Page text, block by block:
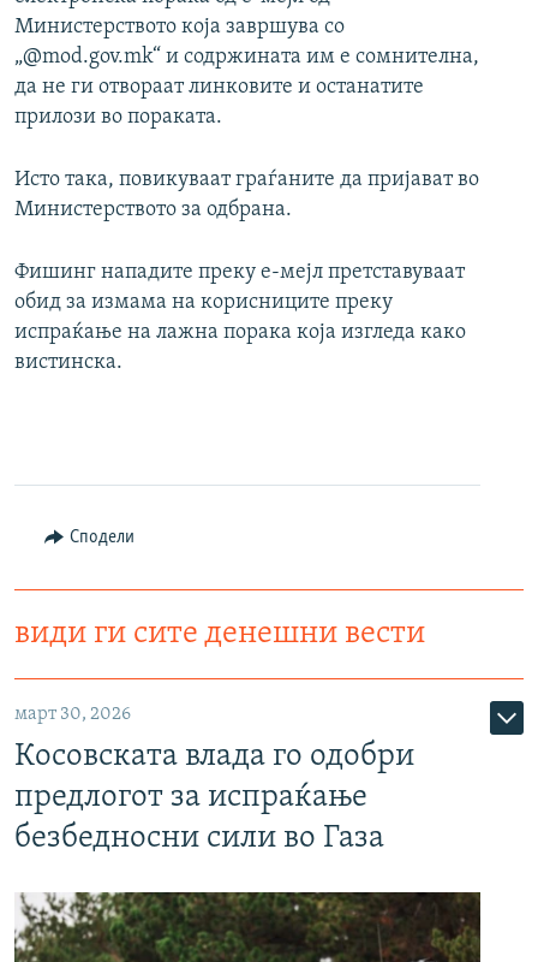
Министерството која завршува со
„@mod.gov.mk“ и содржината им е сомнителна,
да не ги отвораат линковите и останатите
прилози во пораката.
Исто така, повикуваат граѓаните да пријават во
Министерството за одбрана.
Фишинг нападите преку е-мејл претставуваат
обид за измама на корисниците преку
испраќање на лажна порака која изгледа како
вистинска.
Сподели
види ги сите денешни вести
март 30, 2026
Косовската влада го одобри
предлогот за испраќање
безбедносни сили во Газа